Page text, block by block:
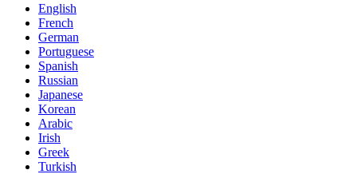
English
French
German
Portuguese
Spanish
Russian
Japanese
Korean
Arabic
Irish
Greek
Turkish